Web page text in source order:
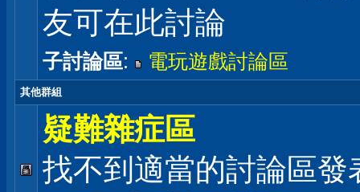
友可在此討論
子討論區: 電玩遊戲討論區
其他群組
疑難雜症區
找不到適當的討論區發